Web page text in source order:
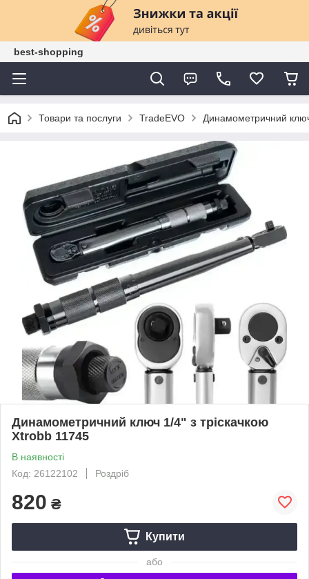
best-shopping
Товари та послуги TradeEVO Динамометричний
Динамометричний ключ 1/4" з тріскачкою
Xtrobb 11745
В наявності
Код: 26122102
Роздріб
820 ₴
Купити
або